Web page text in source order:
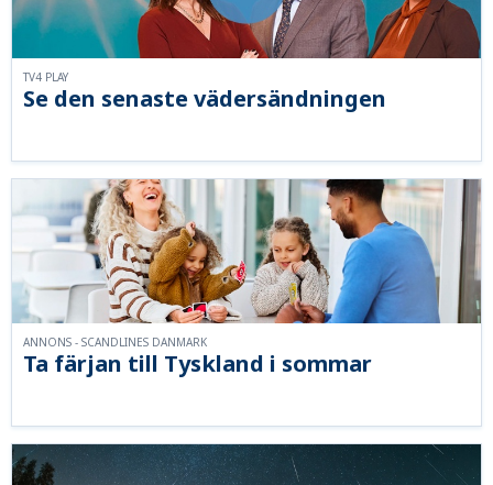
Se den senaste vädersändningen
TV4 PLAY
Ta färjan till Tyskland i sommar
ANNONS - SCANDLINES DANMARK